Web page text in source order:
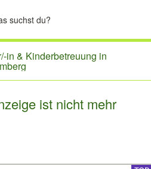
in & Kinderbetreuung in
ist nicht mehr